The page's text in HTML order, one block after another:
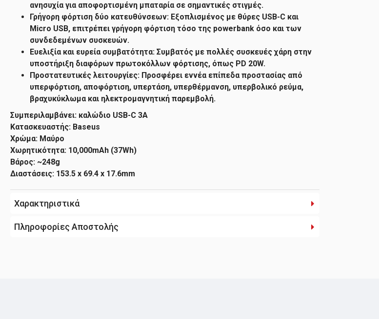
ανησυχία για αποφορτισμένη μπαταρία σε σημαντικές στιγμές.
Γρήγορη φόρτιση δύο κατευθύνσεων: Εξοπλισμένος με θύρες USB-C και
Micro USB, επιτρέπει γρήγορη φόρτιση τόσο της powerbank όσο και των
συνδεδεμένων συσκευών.
Ευελιξία και ευρεία συμβατότητα: Συμβατός με πολλές συσκευές χάρη στην
υποστήριξη διαφόρων πρωτοκόλλων φόρτισης, όπως PD 20W.
Προστατευτικές λειτουργίες: Προσφέρει εννέα επίπεδα προστασίας από
υπερφόρτιση, αποφόρτιση, υπερτάση, υπερθέρμανση, υπερβολικό ρεύμα,
βραχυκύκλωμα και ηλεκτρομαγνητική παρεμβολή.
Συμπεριλαμβάνει: καλώδιο USB-C 3A
Κατασκευαστής: Baseus
Χρώμα: Μαύρο
Χωρητικότητα: 10,000mAh (37Wh)
Βάρος: ~248g
Διαστάσεις: 153.5 x 69.4 x 17.6mm
Χαρακτηριστικά
Πληροφορίες Αποστολής